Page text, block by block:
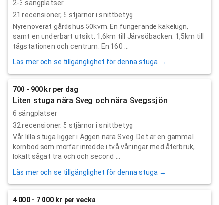
2-3 sängplatser
21 recensioner, 5 stjärnor i snittbetyg
Nyrenoverat gårdshus 50kvm. En fungerande kakelugn,
samt en underbart utsikt. 1,6km till Järvsöbacken. 1,5km till
tågstationen och centrum. En 160 ...
Läs mer och se tillgänglighet för denna stuga →
700 - 900 kr per dag
Liten stuga nära Sveg och nära Svegssjön
6 sängplatser
32 recensioner, 5 stjärnor i snittbetyg
Vår lilla stuga ligger i Äggen nära Sveg. Det är en gammal
kornbod som morfar inredde i två våningar med återbruk,
lokalt sågat trä och och second ...
Läs mer och se tillgänglighet för denna stuga →
4 000 - 7 000 kr per vecka